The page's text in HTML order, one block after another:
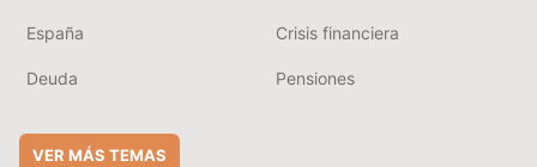
España Crisis financiera
Deuda Pensiones
VER MÁS TEMAS